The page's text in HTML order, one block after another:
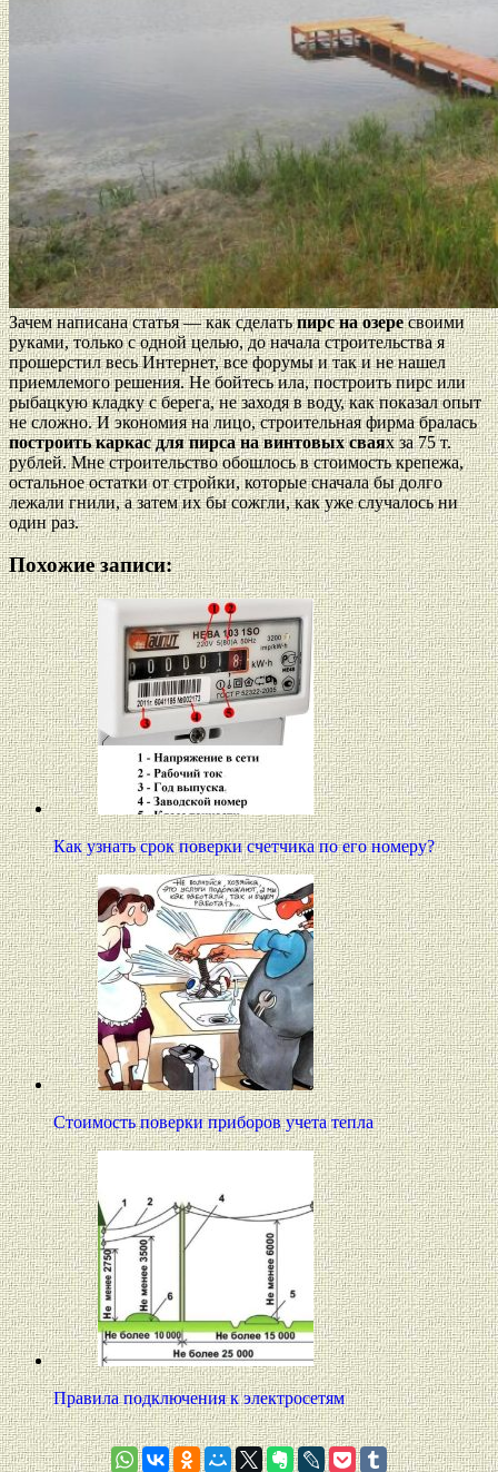
Зачем написана статья — как сделатьпирс на озересвоими
руками, только с одной целью, до начала строительства я
прошерстил весь Интернет, все форумы и так и не нашел
приемлемого решения. Не бойтесь ила, построить пирс или
рыбацкую кладку с берега, не заходя в воду, как показал опыт
не сложно. И экономия на лицо, строительная фирма бралась
построить каркас для пирса на винтовых сваях за 75 т.
рублей. Мне строительство обошлось в стоимость крепежа,
остальное остатки от стройки, которые сначала бы долго
лежали гнили, а затем их бы сожгли, как уже случалось ни
один раз.
Похожие записи:
Как узнать срок поверки счетчика по его номеру?
Стоимость поверки приборов учета тепла
Правила подключения к электросетям